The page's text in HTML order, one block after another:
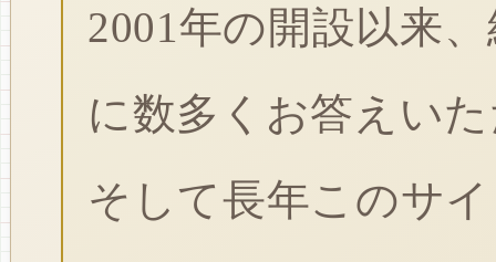
2001年の開設以来
に数多くお答えい
そして長年このサ